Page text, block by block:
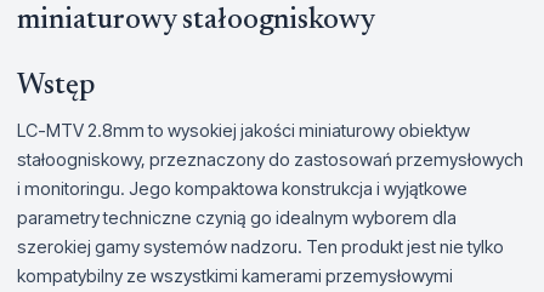
miniaturowy stałoogniskowy
Wstęp
LC-MTV 2.8mm to wysokiej jakości miniaturowy obiektyw
stałoogniskowy, przeznaczony do zastosowań przemysłowych
i monitoringu. Jego kompaktowa konstrukcja i wyjątkowe
parametry techniczne czynią go idealnym wyborem dla
szerokiej gamy systemów nadzoru. Ten produkt jest nie tylko
kompatybilny ze wszystkimi kamerami przemysłowymi